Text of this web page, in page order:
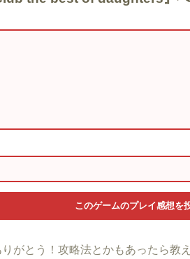
がとう！攻略法とかもあったら教え